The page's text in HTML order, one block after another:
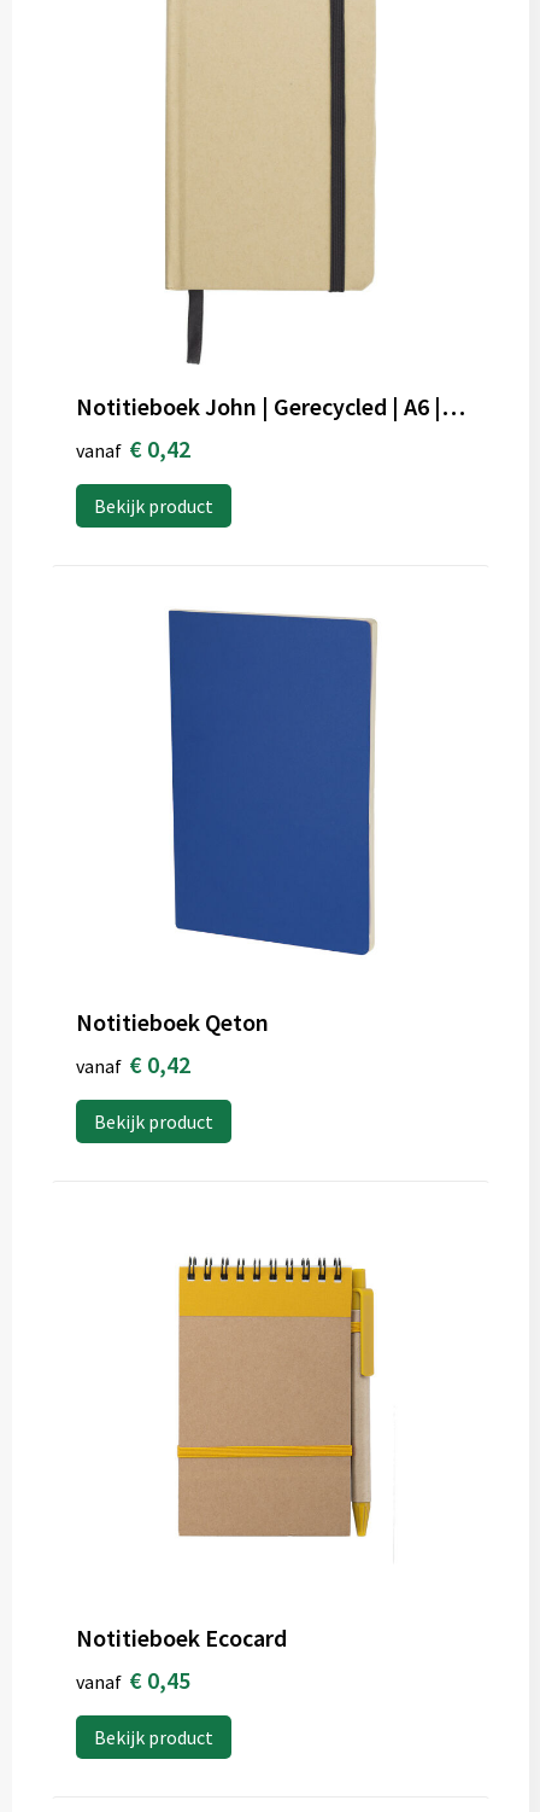
Notitieboek John | Gerecycled | A6 | Gelijnd
vanaf € 0,42
Bekijk product
Notitieboek Qeton
vanaf € 0,42
Bekijk product
Notitieboek Ecocard
vanaf € 0,45
Bekijk product